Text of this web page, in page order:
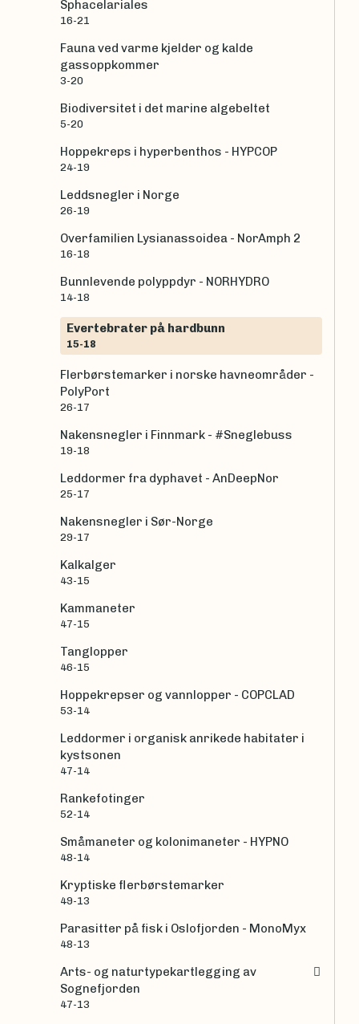
Sphacelariales
16-21
Fauna ved varme kjelder og kalde
gassoppkommer
3-20
Biodiversitet i det marine algebeltet
5-20
Hoppekreps i hyperbenthos - HYPCOP
24-19
Leddsnegler i Norge
26-19
Overfamilien Lysianassoidea - NorAmph 2
16-18
Bunnlevende polyppdyr - NORHYDRO
14-18
Evertebrater på hardbunn
15-18
Flerbørstemarker i norske havneområder -
PolyPort
26-17
Nakensnegler i Finnmark - #Sneglebuss
19-18
Leddormer fra dyphavet - AnDeepNor
25-17
Nakensnegler i Sør-Norge
29-17
Kalkalger
43-15
Kammaneter
47-15
Tanglopper
46-15
Hoppekrepser og vannlopper - COPCLAD
53-14
Leddormer i organisk anrikede habitater i
kystsonen
47-14
Rankefotinger
52-14
Småmaneter og kolonimaneter - HYPNO
48-14
Kryptiske flerbørstemarker
49-13
Parasitter på fisk i Oslofjorden - MonoMyx
48-13
Arts- og naturtypekartlegging av
Sognefjorden
47-13